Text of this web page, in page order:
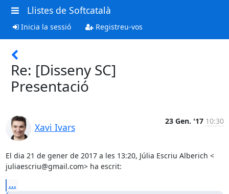
Llistes de Softcatalà
Inicia la sessió Registreu-vos
Re: [Disseny SC]
Presentació
Xavi Ivars
23 Gen. '17 10:30
El dia 21 de gener de 2017 a les 13:20, Júlia Escriu Alberich <
juliaescriu@gmail.com> ha escrit:
...